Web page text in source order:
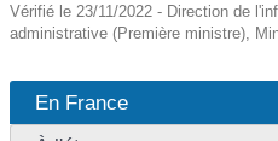
Vérifié le 23/11/2022 - Direction de
administrative (Première ministre),
En France